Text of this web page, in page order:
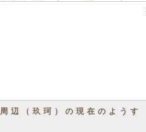
周辺（玖珂）の現在のようす